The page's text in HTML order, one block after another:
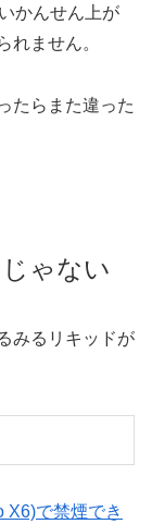
かんせん上が
れません。
たらまた違った
ゃない
みるリキッドが
X6)で禁煙でき